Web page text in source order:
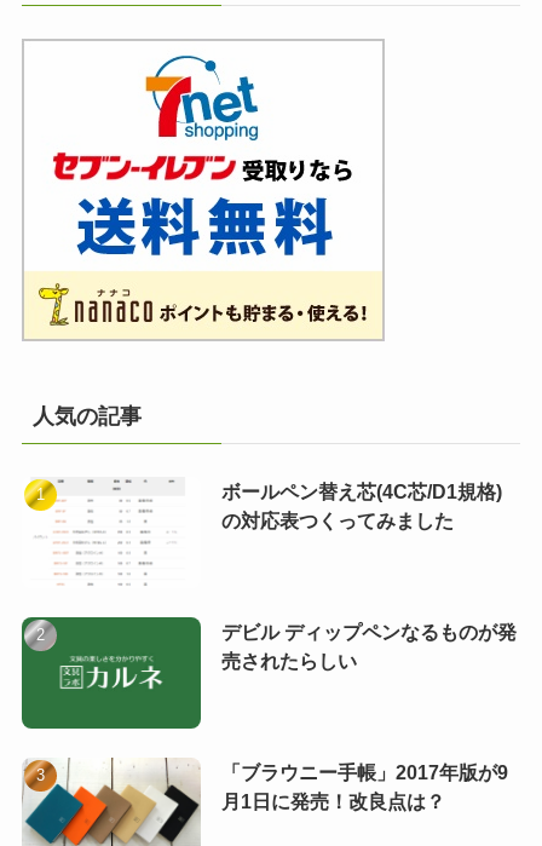
人気の記事
ボールペン替え芯(4C芯/D1規格)
の対応表つくってみました
デビル ディップペンなるものが発
売されたらしい
「ブラウニー手帳」2017年版が9
月1日に発売！改良点は？